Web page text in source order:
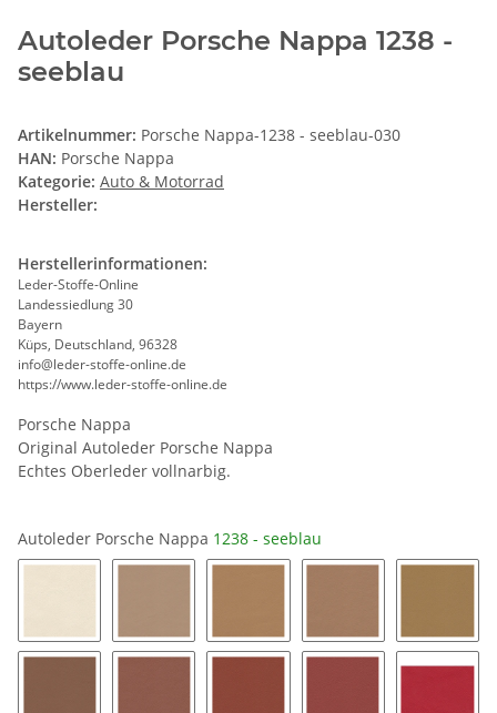
Autoleder Porsche Nappa 1238 -
seeblau
Artikelnummer: Porsche Nappa-1238 - seeblau-030
HAN: Porsche Nappa
Kategorie: Auto & Motorrad
Hersteller:
Herstellerinformationen:
Leder-Stoffe-Online
Landessiedlung 30
Bayern
Küps, Deutschland, 96328
info@leder-stoffe-online.de
https://www.leder-stoffe-online.de
Porsche Nappa
Original Autoleder Porsche Nappa
Echtes Oberleder vollnarbig.
Autoleder Porsche Nappa 1238 - seeblau
1246 - crema1248 - luxorbeige1241 - kaschmirbeige1233 - sandbeige
1227 -